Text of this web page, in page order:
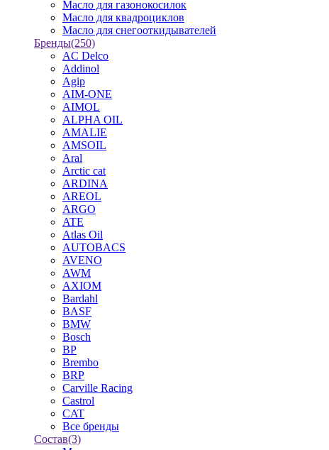
Масло для газонокосилок
Масло для квадроциклов
Масло для снегооткидывателей
Бренды(250)
AC Delco
Addinol
Agip
AIM-ONE
AIMOL
ALPHA OIL
AMALIE
AMSOIL
Aral
Arctic cat
ARDINA
AREOL
ARGO
ATE
Atlas Oil
AUTOBACS
AVENO
AWM
AXIOM
Bardahl
BASF
BMW
Bosch
BP
Brembo
BRP
Carville Racing
Castrol
CAT
Все бренды
Состав(3)